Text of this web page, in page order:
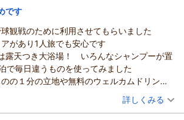
円(大人一人あたり/税込)
ム前からの返信
利用いただき誠にありがとうございます。
館のご利用におきまして、あたたかいお言
お礼申し上げます。しかしながら清掃にて
変申し訳ございません。スタッフ間にて情
に努めて参ります。今後も、お気づきの点
聞かせいただけますと幸いです。
です
観戦のために利用させてもらいました
があり1人旅でも安心です
露天つき大浴場！ いろんなシャンプーが置
で毎日違うものを使ってみました
の１分の立地や無料のウェルカムドリンク
館内にコインランドリーがなかったことか
（投稿日：2026/06/01）
宿泊 (一人旅)
詳しくみる